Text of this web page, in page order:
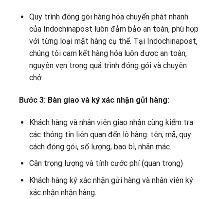
Quy trình đóng gói hàng hóa chuyển phát nhanh
của Indochinapost luôn đảm bảo an toàn, phù hợp
với từng loại mặt hàng cụ thể. Tại Indochinapost,
chúng tôi cam kết hàng hóa luôn được an toàn,
nguyên vẹn trong quá trình đóng gói và chuyên
chở.
Bước 3: Bàn giao và ký xác nhận gửi hàng:
Khách hàng và nhân viên giao nhận cùng kiểm tra
các thông tin liên quan đến lô hàng: tên, mã, quy
cách đóng gói, số lượng, bao bì, nhãn mác.
Cân trọng lượng và tính cước phí (quan trọng)
Khách hàng ký xác nhận gửi hàng và nhân viên ký
xác nhận nhận hàng.